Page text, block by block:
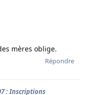
mères oblige.
Répondre
: Inscriptions